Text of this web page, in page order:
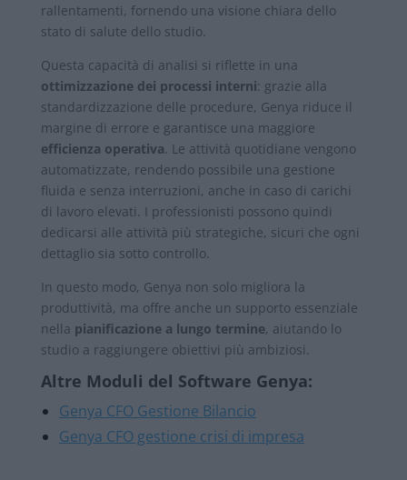
rallentamenti, fornendo una visione chiara dello
stato di salute dello studio.
Questa capacità di analisi si riflette in una
ottimizzazione dei processi interni: grazie alla
standardizzazione delle procedure, Genya riduce il
margine di errore e garantisce una maggiore
efficienza operativa . Le attività quotidiane vengono
automatizzate, rendendo possibile una gestione
fluida e senza interruzioni, anche in caso di carichi
di lavoro elevati. I professionisti possono quindi
dedicarsi alle attività più strategiche, sicuri che ogni
dettaglio sia sotto controllo.
In questo modo, Genya non solo migliora la
produttività, ma offre anche un supporto essenziale
nella pianificazione a lungo termine, aiutando lo
studio a raggiungere obiettivi più ambiziosi.
Altre Moduli del Software Genya:
Genya CFO Gestione Bilancio
Genya CFO gestione crisi di impresa